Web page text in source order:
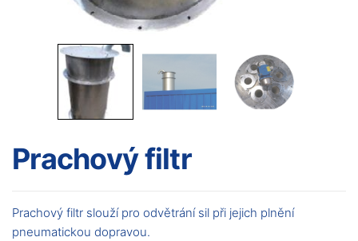
Prachový filtr
Prachový filtr slouží pro odvětrání sil při jejich plnění
pneumatickou dopravou.